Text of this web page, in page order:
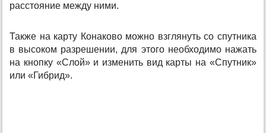
расстояние между ними.
Также на карту Конаково можно взглянуть со спутника
в высоком разрешении, для этого необходимо нажать
на кнопку «Слой» и изменить вид карты на «Спутник»
или «Гибрид».